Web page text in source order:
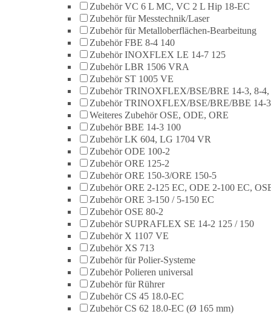
Zubehör VC 6 L MC, VC 2 L Hip 18-EC
Zubehör für Messtechnik/Laser
Zubehör für Metalloberflächen-Bearbeitung
Zubehör FBE 8-4 140
Zubehör INOXFLEX LE 14-7 125
Zubehör LBR 1506 VRA
Zubehör ST 1005 VE
Zubehör TRINOXFLEX/BSE/BRE 14-3, 8-
Zubehör TRINOXFLEX/BSE/BRE/BBE 14-3
Weiteres Zubehör OSE, ODE, ORE
Zubehör BBE 14-3 100
Zubehör LK 604, LG 1704 VR
Zubehör ODE 100-2
Zubehör ORE 125-2
Zubehör ORE 150-3/ORE 150-5
Zubehör ORE 2-125 EC, ODE 2-100 EC,
Zubehör ORE 3-150 / 5-150 EC
Zubehör OSE 80-2
Zubehör SUPRAFLEX SE 14-2 125 / 150
Zubehör X 1107 VE
Zubehör XS 713
Zubehör für Polier-Systeme
Zubehör Polieren universal
Zubehör für Rührer
Zubehör CS 45 18.0-EC
Zubehör CS 62 18.0-EC (Ø 165 mm)